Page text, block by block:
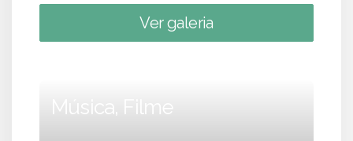
Ver galeria
Música, Filme